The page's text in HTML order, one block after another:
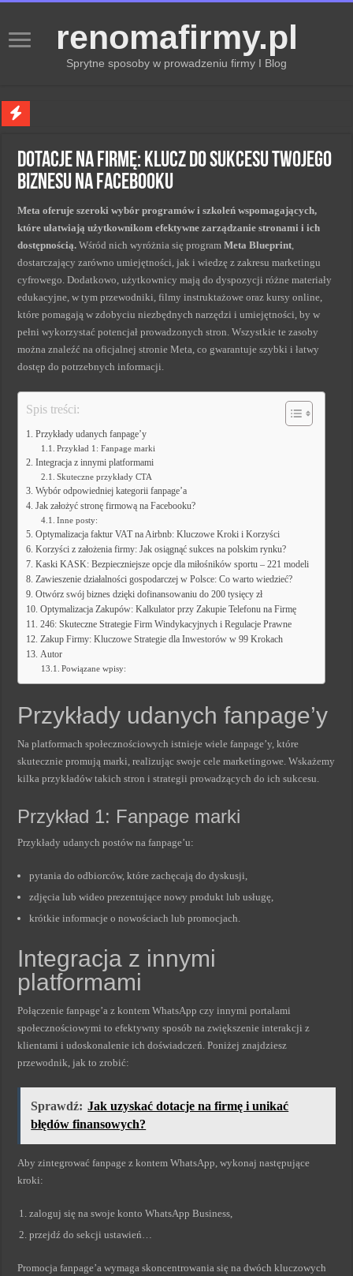
renomafirmy.pl
Sprytne sposoby w prowadzeniu firmy I Blog
Kiedy zmieniać strategię PR dla lepszych wyników
Monitorowanie wizerunku w sieci kluczem do sukcesu
Kryzys a zmiana strategii PR w skutecznym zarządzaniu
Adaptacja strategii PR kluczem do sukcesu w zmianach
Dotacje na Firmę: Klucz do Sukcesu Twojego
Biznesu na Facebooku
Meta oferuje szeroki wybór programów i szkoleń wspomagających,
które ułatwiają użytkownikom efektywne zarządzanie stronami i ich
dostępnością. Wśród nich wyróżnia się programMeta Blueprint,
dostarczający zarówno umiejętności, jak i wiedzę z zakresu marketingu
cyfrowego. Dodatkowo, użytkownicy mają do dyspozycji różne materiały
edukacyjne, w tym przewodniki, filmy instruktażowe oraz kursy online,
które pomagają w zdobyciu niezbędnych narzędzi i umiejętności, by w
pełni wykorzystać potencjał prowadzonych stron. Wszystkie te zasoby
można znaleźć na oficjalnej stronie Meta, co gwarantuje szybki i łatwy
dostęp do potrzebnych informacji.
Spis treści:
Przykłady udanych fanpage’y
Przykład 1: Fanpage marki
Integracja z innymi platformami
Skuteczne przykłady CTA
Wybór odpowiedniej kategorii fanpage’a
Jak założyć stronę firmową na Facebooku?
Inne posty:
Optymalizacja faktur VAT na Airbnb: Kluczowe Kroki i Korzyści
Korzyści z założenia firmy: Jak osiągnąć sukces na polskim rynku?
Kaski KASK: Bezpieczniejsze opcje dla miłośników sportu – 221 modeli
Zawieszenie działalności gospodarczej w Polsce: Co warto wiedzieć?
Otwórz swój biznes dzięki dofinansowaniu do 200 tysięcy zł
Optymalizacja Zakupów: Kalkulator przy Zakupie Telefonu na Firmę
246: Skuteczne Strategie Firm Windykacyjnych i Regulacje Prawne
Zakup Firmy: Kluczowe Strategie dla Inwestorów w 99 Krokach
Autor
Powiązane wpisy:
Przykłady udanych fanpage’y
Na platformach społecznościowych istnieje wiele fanpage’y, które
skutecznie promują marki, realizując swoje cele marketingowe. Wskażemy
kilka przykładów takich stron i strategii prowadzących do ich sukcesu.
Przykład 1: Fanpage marki
Przykłady udanych postów na fanpage’u:
pytania do odbiorców, które zachęcają do dyskusji,
zdjęcia lub wideo prezentujące nowy produkt lub usługę,
krótkie informacje o nowościach lub promocjach.
Integracja z innymi
platformami
Połączenie fanpage’a z kontem WhatsApp czy innymi portalami
społecznościowymi to efektywny sposób na zwiększenie interakcji z
klientami i udoskonalenie ich doświadczeń. Poniżej znajdziesz
przewodnik, jak to zrobić:
Sprawdź: Jak uzyskać dotacje na firmę i unikać
błędów finansowych?
Aby zintegrować fanpage z kontem WhatsApp, wykonaj następujące
kroki:
zaloguj się na swoje konto WhatsApp Business,
przejdź do sekcji ustawień…
Promocja fanpage’a wymaga skoncentrowania się na dwóch kluczowych